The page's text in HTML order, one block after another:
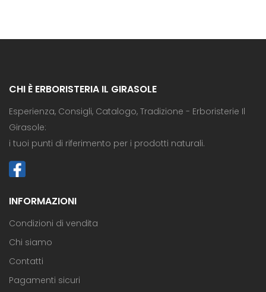
CHI È ERBORISTERIA IL GIRASOLE
Esperienza, Consigli, Catalogo, Tradizione - Erboristerie Il
Girasole:
i tuoi punti di riferimento per i prodotti naturali.
INFORMAZIONI
Condizioni di vendita
Chi siamo
Contatti
Pagamenti sicuri